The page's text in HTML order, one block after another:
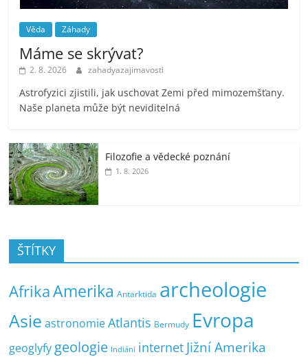
Věda Záhady
Máme se skrývat?
2. 8. 2026 zahadyazajimavosti
Astrofyzici zjistili, jak uschovat Zemi před mimozemšťany.
Naše planeta může být neviditelná
Filozofie a vědecké poznání
1. 8. 2026
ŠTÍTKY
AfrikaAmerika Antarktida archeologie
Asie astronomie Atlantis Bermudy Evropa
geoglyfy geologie Indiáni internet Jižní Amerika